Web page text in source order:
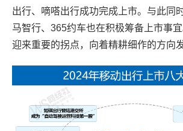
出行、嘀嗒出行成功完成上市。与此同
马智行、365约车也在积极筹备上市事
迎来重要的拐点，向着精耕细作的方向发